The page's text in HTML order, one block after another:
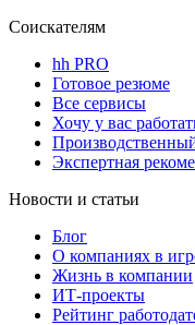
Соискателям
hh PRO
Готовое резюме
Все сервисы
Хочу у вас
Экспертная
Новости и статьи
Блог
О компаниях в
Жизнь в компании
ИТ-проекты
Рейтинг